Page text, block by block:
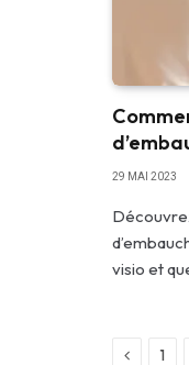
29 MAI 2023
visio et
Previous
1